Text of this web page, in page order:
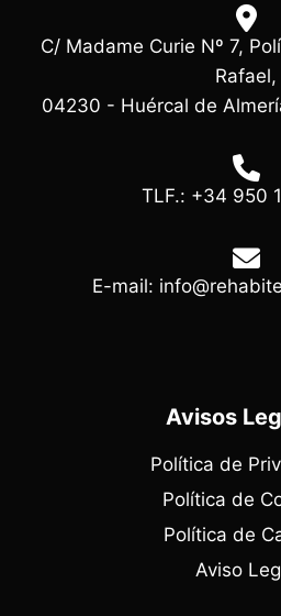
C/ Madame Curie Nº 7,
Rafael,
04230 - Huércal de
TLF.: +34 950
E-mail:
Avisos
Política de
Política de
Política de
Aviso